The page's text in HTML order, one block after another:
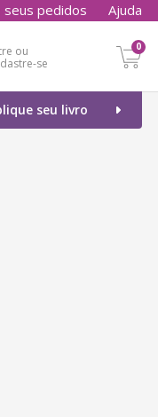
seus pedidos Ajuda
ou
se
0
seu livro